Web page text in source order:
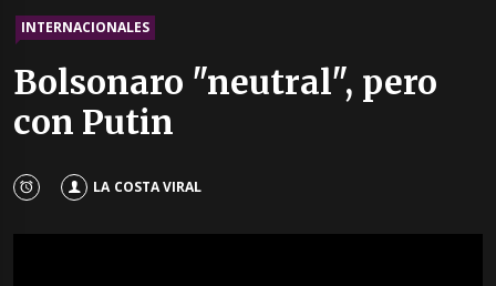
INTERNACIONALES
Bolsonaro "neutral", pero
con Putin
LA COSTA VIRAL